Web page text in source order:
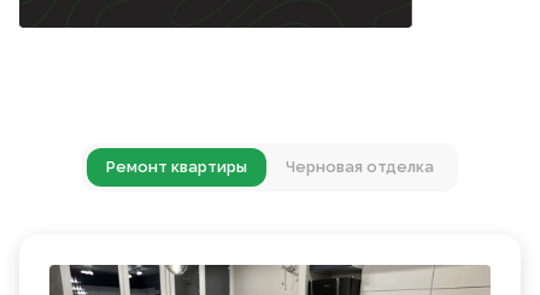
Ремонт квартиры Черновая отделка